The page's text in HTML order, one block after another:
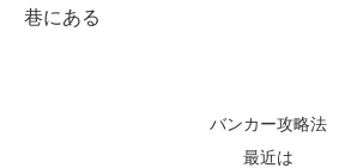
巷にある
バンカー攻略法
最近は